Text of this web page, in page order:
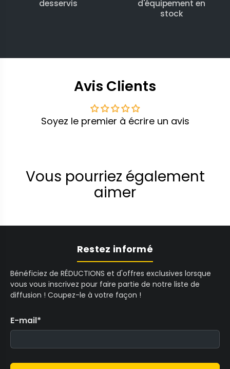
desservis
d'équipement en
stock
Avis Clients
Soyez le premier à écrire un avis
Vous pourriez également
aimer
Restez informé
Bénéficiez de RÉDUCTIONS et d'offres exclusives lorsque
vous vous inscrivez pour faire partie de notre liste de
diffusion ! Coupez-le à votre façon !
E-mail*